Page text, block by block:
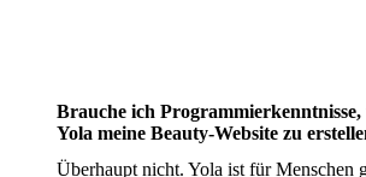
Brauche ich
Yola meine Beauty-Website zu
Überhaupt nicht. Yola ist für Menschen